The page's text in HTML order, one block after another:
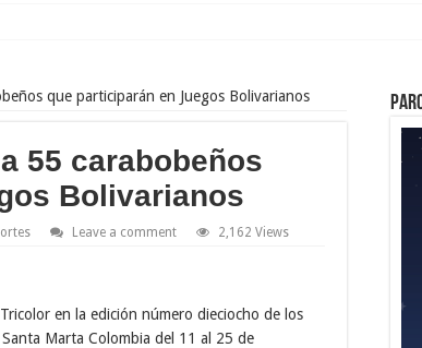
Púb
que participarán en Juegos Bolivarianos
55 carabobeños
Bolivarianos
Leave a comment 2,162 Views
en la edición número dieciocho de los
Marta Colombia del 11 al 25 de